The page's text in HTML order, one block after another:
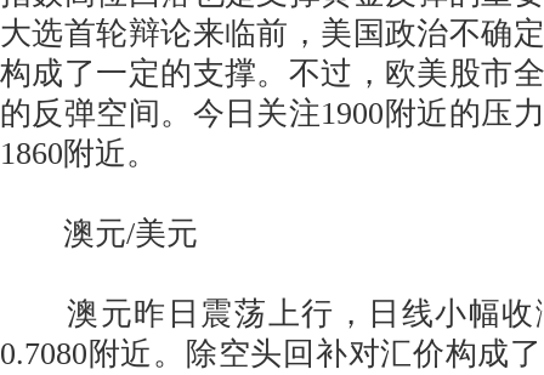
大选首轮辩论来临前，美国政治不确
构成了一定的支撑。不过，欧美股市
的反弹空间。今日关注1900附近的压
1860附近。
澳元/美元
澳元昨日震荡上行，日线小幅收
0.7080附近。除空头回补对汇价构成